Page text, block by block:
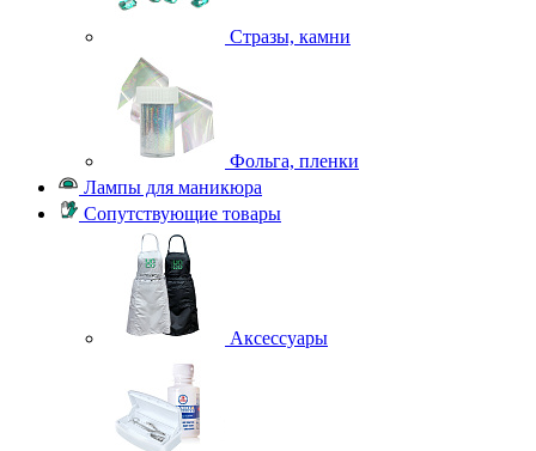
Стразы, камни
Фольга, пленки
Лампы для маникюра
Сопутствующие товары
Аксессуары